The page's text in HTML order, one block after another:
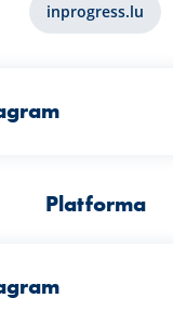
inprogress.lu
Platforma